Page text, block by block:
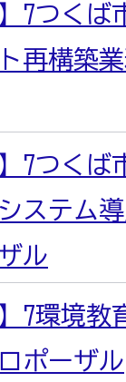
7つく
再構築
7つく
ステム
ル
7環境
ポーザル